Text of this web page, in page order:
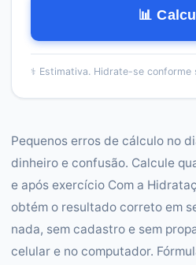
📊
⚕️ Estimativa. Hidrate-se conforme
Pequenos erros de cálculo no
dinheiro e confusão. Calcule
e após exercício Com a
obtém o resultado correto em
nada, sem cadastro e sem
celular e no computador.